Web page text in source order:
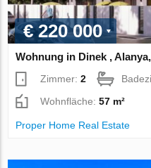
€ 220 000
Wohnung in Dinek ,
Zimmer:2
Wohnfläche:57 m²
Proper Home Real Estate